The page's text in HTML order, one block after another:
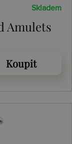
Skladem
Amulets
Koupit